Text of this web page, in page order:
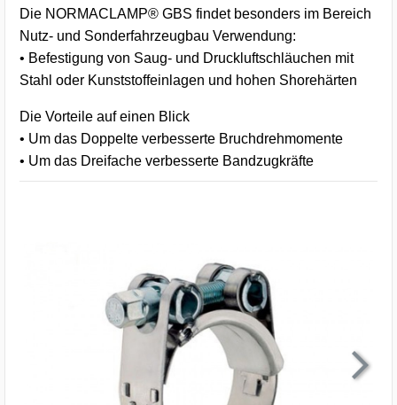
Die NORMACLAMP® GBS findet besonders im Bereich
Nutz- und Sonderfahrzeugbau Verwendung:
• Befestigung von Saug- und Druckluftschläuchen mit
Stahl oder Kunststoffeinlagen und hohen Shorehärten
Die Vorteile auf einen Blick
• Um das Doppelte verbesserte Bruchdrehmomente
• Um das Dreifache verbesserte Bandzugkräfte
